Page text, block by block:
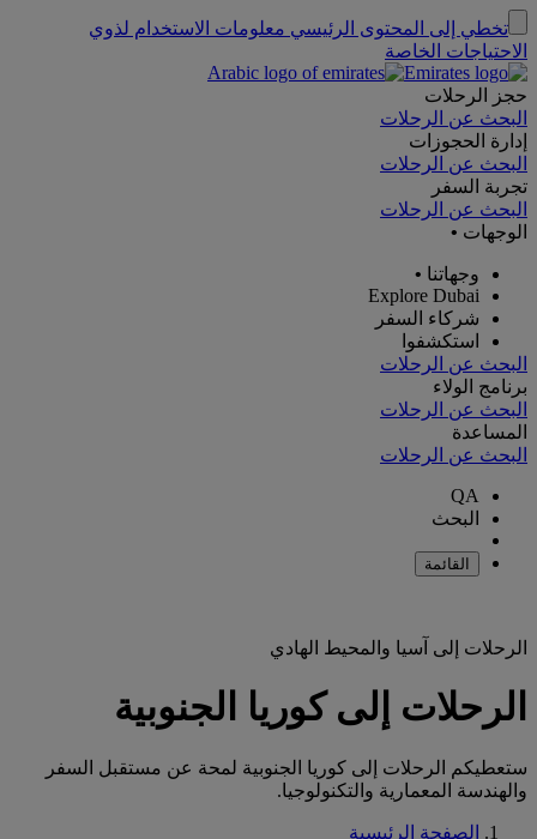
تخطي إلى المحتوى الرئيسي معلومات الاستخدام لذوي
الاحتياجات الخاصة
حجز الرحلات
البحث عن الرحلات
إدارة الحجوزات
البحث عن الرحلات
تجربة السفر
البحث عن الرحلات
الوجهات •
وجهاتنا •
Explore Dubai
شركاء السفر
استكشفوا
البحث عن الرحلات
برنامج الولاء
البحث عن الرحلات
المساعدة
البحث عن الرحلات
QA
البحث
القائمة
الرحلات إلى آسيا والمحيط الهادي
الرحلات إلى كوريا الجنوبية
ستعطيكم الرحلات إلى كوريا الجنوبية لمحة عن مستقبل السفر
والهندسة المعمارية والتكنولوجيا.
الصفحة الرئيسية